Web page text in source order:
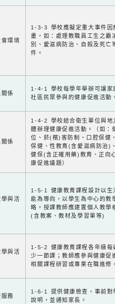
環境
1-3-3 學校應擬定重大事件因
畫，如：處理教職員工生之霸
別、愛滋病防治、自殺及死亡
件。
係
1-4-1 學校每學年舉辦可讓家
社區民眾參與的健康促進活動
係
1-4-2 學校結合衛生單位與地
體辦理健康促進活動。（如：
位、菸(檳)害防制、口腔保健
保健、性教育(含愛滋病防治)
健保(含正確用藥)教育、正向
康促進議題）
與活
1-5-1 健康教育課程設計以生
能為導向，以學生為中心的教
略。授課教師應建置個人教學
(含教案、教材及學習單等)
與活
1-5-2 健康教育課程各年級每
少一節課；教師應參與健康促
相關課程研習或專業在職進修
務
1-6-1 提供健康檢查，事前對
說明，並通知家長。